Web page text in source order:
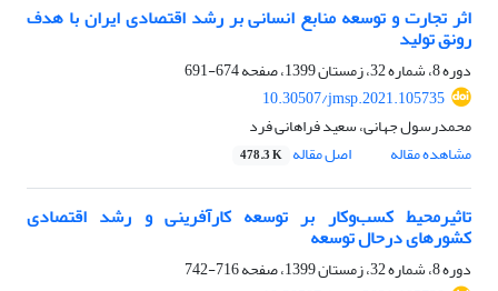
اثر تجارت و توسعه منابع انسانی بر رشد اقتصادی ایران با هدف
رونق تولید
دوره 8، شماره 32، زمستان 1399، صفحه
674-691
10.30507/jmsp.2021.105735
محمدرسول جهانی، سعید فراهانی فرد
مشاهده مقاله
اصل مقاله 478.3 K
تاثیرمحیط کسب‌وکار بر توسعه کارآفرینی و رشد اقتصادی
کشورهای درحال توسعه
دوره 8، شماره 32، زمستان 1399، صفحه
716-742